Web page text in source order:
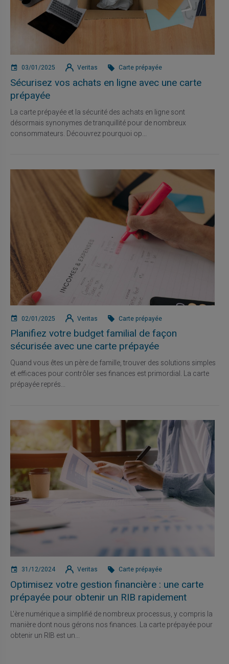
03/01/2025 Veritas Carte prépayée
Sécurisez vos achats en ligne avec une carte
prépayée
La carte prépayée et la sécurité des achats en ligne sont
désormais synonymes de tranquillité pour de nombreux
consommateurs. Découvrez pourquoi op...
02/01/2025 Veritas Carte prépayée
Planifiez votre budget familial de façon
sécurisée avec une carte prépayée
Quand vous êtes un père de famille, trouver des solutions simples
et efficaces pour contrôler ses finances est primordial. La carte
prépayée représ...
31/12/2024 Veritas Carte prépayée
Optimisez votre gestion financière : une carte
prépayée pour obtenir un RIB rapidement
L'ère numérique a simplifié de nombreux processus, y compris la
manière dont nous gérons nos finances. La carte prépayée pour
obtenir un RIB est un...